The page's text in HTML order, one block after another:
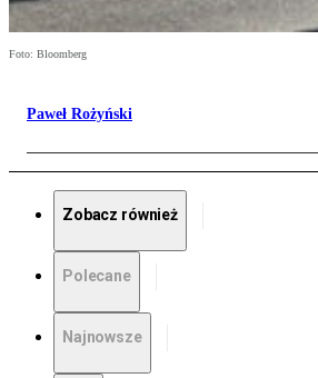
Foto: Bloomberg
Paweł Rożyński
Zobacz również
Polecane
Najnowsze